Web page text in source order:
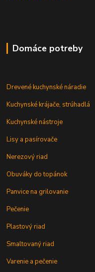
Domáce potreby
Drevené kuchynské náradie
Kuchynské krájače, strúhadlá
Kuchynské nástroje
Lisy a pasírovače
Nerezový riad
Obuváky do topánok
Panvice na grilovanie
Pečenie
Plastový riad
Smaltovaný riad
Varenie a pečenie